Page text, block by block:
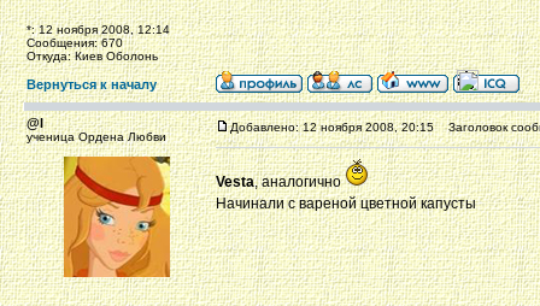
*: 12 ноября 2008, 12:14
Сообщения: 670
Откуда: Киев Оболонь
Вернуться к началу
@l
ученица Ордена Любви
Добавлено: 12 ноября 2008, 20:15 Заголовок
Vesta, аналогично
Начинали с вареной цветной капусты